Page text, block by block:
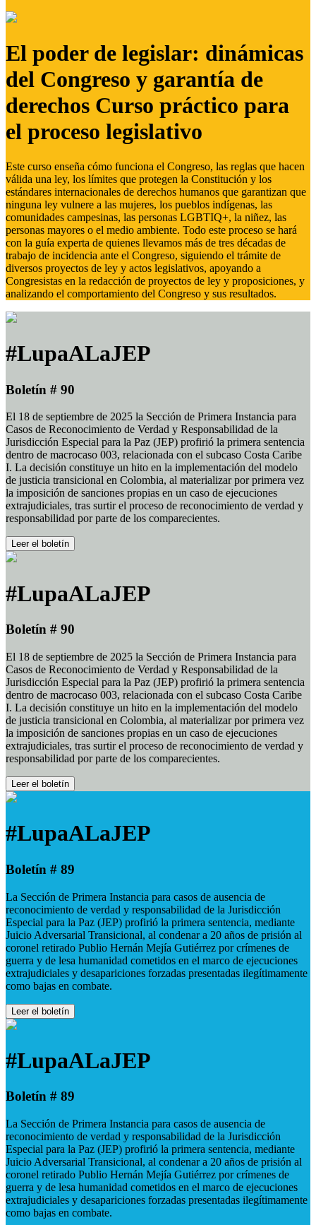
El poder de legislar: dinámicas
del Congreso y garantía de
derechos Curso práctico para
el proceso legislativo
Este curso enseña cómo funciona el Congreso, las reglas que hacen
válida una ley, los límites que protegen la Constitución y los
estándares internacionales de derechos humanos que garantizan que
ninguna ley vulnere a las mujeres, los pueblos indígenas, las
comunidades campesinas, las personas LGBTIQ+, la niñez, las
personas mayores o el medio ambiente. Todo este proceso se hará
con la guía experta de quienes llevamos más de tres décadas de
trabajo de incidencia ante el Congreso, siguiendo el trámite de
diversos proyectos de ley y actos legislativos, apoyando a
Congresistas en la redacción de proyectos de ley y proposiciones, y
analizando el comportamiento del Congreso y sus resultados.
#LupaALaJEP
Boletín # 90
El 18 de septiembre de 2025 la Sección de Primera Instancia para
Casos de Reconocimiento de Verdad y Responsabilidad de la
Jurisdicción Especial para la Paz (JEP) profirió la primera sentencia
dentro de macrocaso 003, relacionada con el subcaso Costa Caribe
I. La decisión constituye un hito en la implementación del modelo
de justicia transicional en Colombia, al materializar por primera vez
la imposición de sanciones propias en un caso de ejecuciones
extrajudiciales, tras surtir el proceso de reconocimiento de verdad y
responsabilidad por parte de los comparecientes.
Leer el boletín
#LupaALaJEP
Boletín # 90
El 18 de septiembre de 2025 la Sección de Primera Instancia para
Casos de Reconocimiento de Verdad y Responsabilidad de la
Jurisdicción Especial para la Paz (JEP) profirió la primera sentencia
dentro de macrocaso 003, relacionada con el subcaso Costa Caribe
I. La decisión constituye un hito en la implementación del modelo
de justicia transicional en Colombia, al materializar por primera vez
la imposición de sanciones propias en un caso de ejecuciones
extrajudiciales, tras surtir el proceso de reconocimiento de verdad y
responsabilidad por parte de los comparecientes.
Leer el boletín
#LupaALaJEP
Boletín # 89
La Sección de Primera Instancia para casos de ausencia de
reconocimiento de verdad y responsabilidad de la Jurisdicción
Especial para la Paz (JEP) profirió la primera sentencia, mediante
Juicio Adversarial Transicional, al condenar a 20 años de prisión al
coronel retirado Publio Hernán Mejía Gutiérrez por crímenes de
guerra y de lesa humanidad cometidos en el marco de ejecuciones
extrajudiciales y desapariciones forzadas presentadas ilegítimamente
como bajas en combate.
Leer el boletín
#LupaALaJEP
Boletín # 89
La Sección de Primera Instancia para casos de ausencia de
reconocimiento de verdad y responsabilidad de la Jurisdicción
Especial para la Paz (JEP) profirió la primera sentencia, mediante
Juicio Adversarial Transicional, al condenar a 20 años de prisión al
coronel retirado Publio Hernán Mejía Gutiérrez por crímenes de
guerra y de lesa humanidad cometidos en el marco de ejecuciones
extrajudiciales y desapariciones forzadas presentadas ilegítimamente
como bajas en combate.